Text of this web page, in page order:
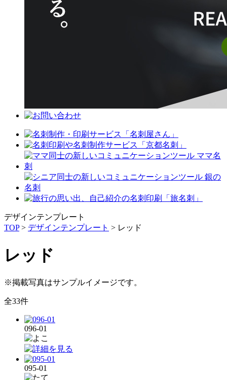
デザインテンプレート
TOP> デザインテンプレート > レッド
レッド
※掲載写真はサンプルイメージです。
全33件
096-01
095-01